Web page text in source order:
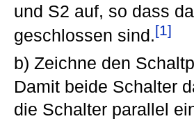
und S2 auf, so dass
geschlossen sind.[1]
b) Zeichne den
Damit beide Schalter
die Schalter parallel